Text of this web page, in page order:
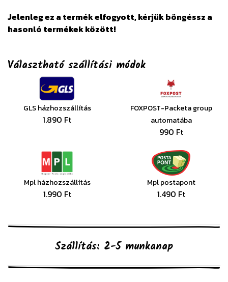
Jelenleg ez a termék elfogyott, kérjük böngéssz a
hasonló termékek között!
Választható szállítási módok
GLS házhozszállítás
1.890 Ft
FOXPOST-Packeta group
automatába
990 Ft
Mpl házhozszállítás
1.990 Ft
Mpl postapont
1.490 Ft
Szállítás: 2-5 munkanap